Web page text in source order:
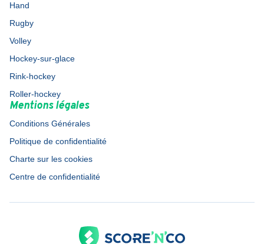
Hand
Rugby
Volley
Hockey-sur-glace
Rink-hockey
Roller-hockey
Mentions légales
Conditions Générales
Politique de confidentialité
Charte sur les cookies
Centre de confidentialité